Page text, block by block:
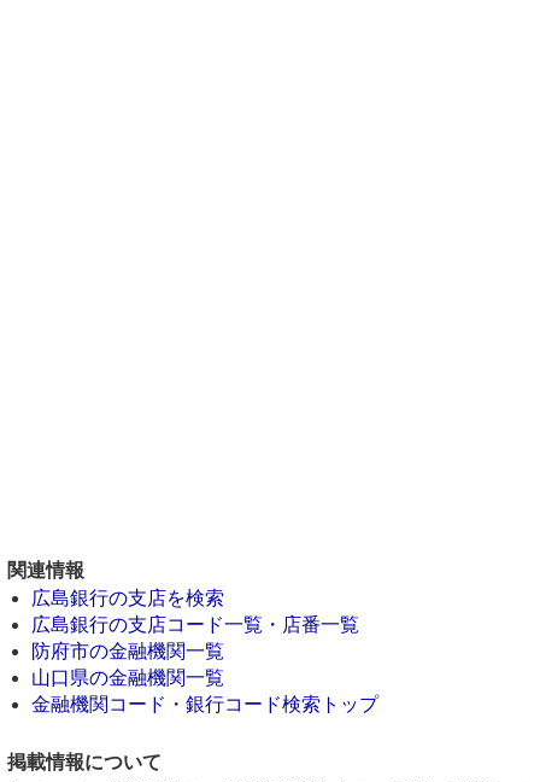
関連情報
広島銀行の支店を検索
広島銀行の支店コード一覧・店番一覧
防府市の金融機関一覧
山口県の金融機関一覧
金融機関コード・銀行コード検索トップ
掲載情報について